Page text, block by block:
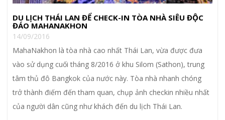
DU LỊCH THÁI LAN ĐỂ CHECK-IN TÒA NHÀ SIÊU ĐỘC
ĐÁO MAHANAKHON
14/09/2016
MahaNakhon là tòa nhà cao nhất Thái Lan, vừa được đưa
vào sử dụng cuối tháng 8/2016 ở khu Silom (Sathon), trung
tâm thủ đô Bangkok của nước này. Tòa nhà nhanh chóng
trở thành điếm đến tham quan, chụp ảnh checkin nhiều nhất
của người dân cũng như khách đến du lịch Thái Lan.